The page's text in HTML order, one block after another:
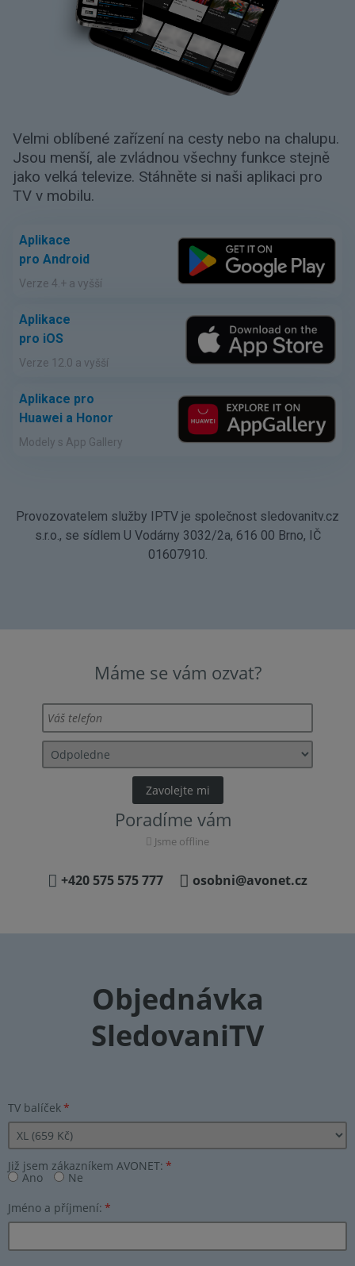
Velmi oblíbené zařízení na cesty nebo na chalupu.
Jsou menší, ale zvládnou všechny funkce stejně
jako velká televize. Stáhněte si naši aplikaci pro
TV v mobilu.
Aplikace
pro Android
Verze 4.+ a vyšší
Aplikace
pro iOS
Verze 12.0 a vyšší
Aplikace pro
Huawei a Honor
Modely s App Gallery
Provozovatelem služby IPTV je společnost sledovanitv.cz
s.r.o., se sídlem U Vodárny 3032/2a, 616 00 Brno, IČ
01607910.
Máme se vám ozvat?
Poradíme vám
Jsme offline
+420 575 575 777 osobni@avonet.cz
Objednávka
SledovaniTV
TV balíček*
Již jsem zákazníkem AVONET: *
Ano
Ne
Jméno a příjmení: *